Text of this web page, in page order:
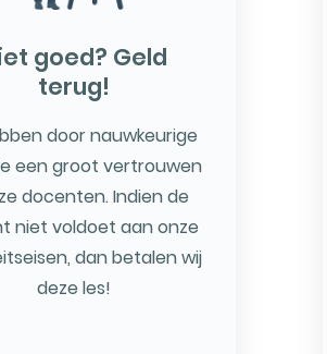
goed? Geld
terug!
door nauwkeurige
een groot vertrouwen
docenten. Indien de
niet voldoet aan onze
dan betalen wij
deze les!